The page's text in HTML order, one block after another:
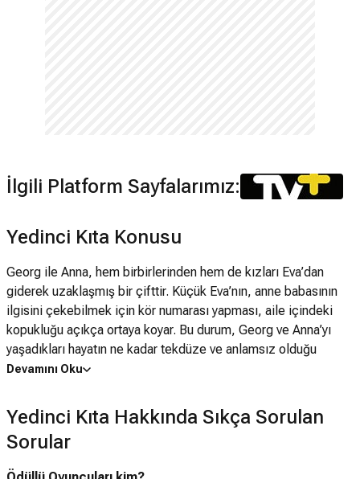
İlgili Platform Sayfalarımız:
Yedinci Kıta Konusu
Georg ile Anna, hem birbirlerinden hem de kızları Eva’dan
giderek uzaklaşmış bir çifttir. Küçük Eva’nın, anne babasının
ilgisini çekebilmek için kör numarası yapması, aile içindeki
kopukluğu açıkça ortaya koyar. Bu durum, Georg ve Anna’yı
yaşadıkları hayatın ne kadar tekdüze ve anlamsız olduğu
gerçeğiyle yüzleştirir.
veren çift, tatile çıkacaklarını söyleyerek kendilerini eve
kapatır. Ancak asıl planları bambaşkadır: Önce sahip oldukları
Devamını Oku
Yedinci Kıta Hakkında Sıkça Sorulan
Sorular